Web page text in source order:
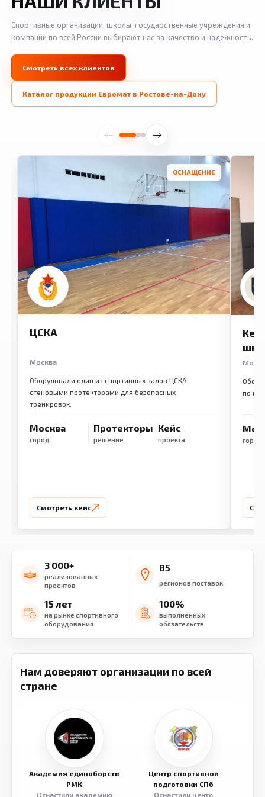
Спортивные организации, школы, государственные учреждения и
компании по всей России выбирают нас за качество и надежность.
Смотреть всех клиентов
Каталог продукции Евромат в Ростове-на-Дону
ОСНАЩЕНИЕ
ЦСКА
Москва
Оборудовали один из спортивных залов ЦСКА
стеновыми протекторами для безопасных
тренировок.
Москва
город
Протекторы
решение
Кейс
проекта
Смотреть кейс
по
город
3 000+
реализованных
проектов
85
регионов поставок
15 лет
на рынке спортивного
оборудования
100%
выполненных
обязательств
Нам доверяют организации по всей
стране
Академия единоборств
РМК
Оснастили академию
Центр спортивной
подготовки СПб
Оснастили центр